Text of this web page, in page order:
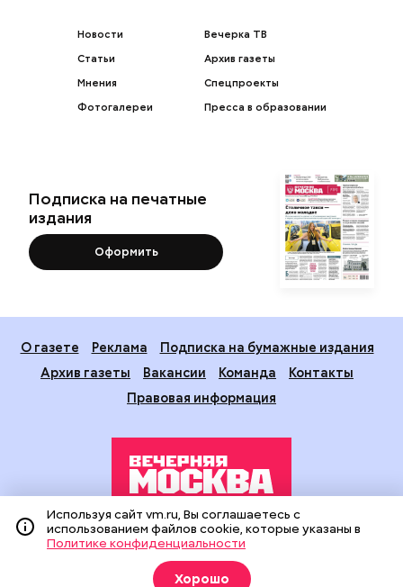
Новости
Статьи
Мнения
Фотогалереи
Вечерка ТВ
Архив газеты
Спецпроекты
Пресса в образовании
Подписка на печатные
издания
Оформить
О газете Реклама
Подписка на бумажные издания
Архив газеты
Вакансии Команда
Контакты
Правовая информация
Издание создано при финансовой поддержке Департамента
средств массовой информации и рекламы города Москвы.
На сайте применяются рекомендательные технологии
(информационные технологии предоставления информации
Используя сайт vm.ru, Вы соглашаетесь с
использованием файлов cookie, которые указаны в
Политике конфиденциальности
Хорошо